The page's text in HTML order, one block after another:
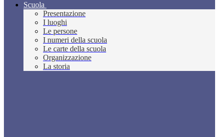
Scuola
Presentazione
I luoghi
Le persone
I numeri della scuola
Le carte della scuola
Organizzazione
La storia